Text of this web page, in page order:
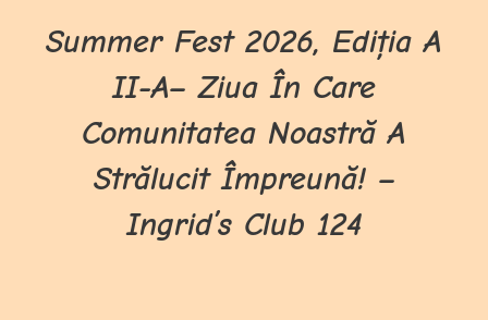
Summer Fest 2026, Ediția A
II-A– Ziua În Care
Comunitatea Noastră A
Strălucit Împreună! –
Ingrid’s Club 124